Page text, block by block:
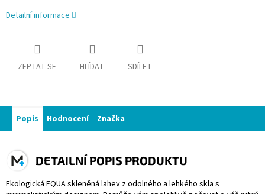
Detailní informace
ZEPTAT SE HLÍDAT SDÍLET
Popis Hodnocení Značka
DETAILNÍ POPIS PRODUKTU
Ekologická EQUA skleněná lahev z odolného a lehkého skla s